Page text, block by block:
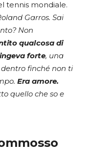
tennis mondiale.
Garros. Sai
Non
qualcosa di
forte, una
dentro finché non ti
Era amore.
quello che so e